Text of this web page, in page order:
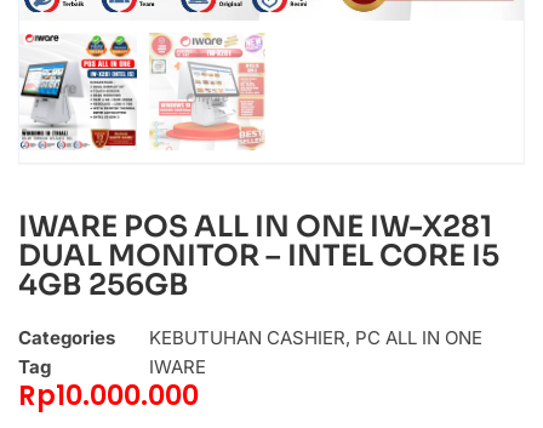
IWARE POS ALL IN ONE IW-X281
DUAL MONITOR – INTEL CORE I5
4GB 256GB
Categories KEBUTUHAN CASHIER, PC ALL IN ONE
Tag
IWARE
Rp10.000.000